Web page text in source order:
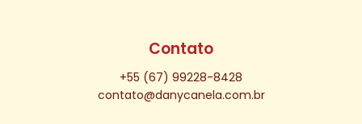
Contato
+55 (67) 99228-8428
contato@danycanela.com.br